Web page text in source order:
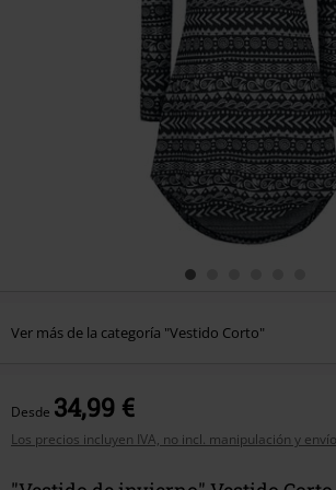
Ver más de la categoría "Vestido Corto"
Desde 34,99 €
Los precios incluyen IVA, no incl. manipulación y envío